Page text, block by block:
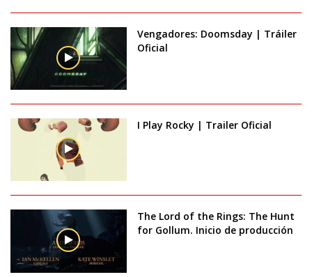
Vengadores: Doomsday | Tráiler
Oficial
I Play Rocky | Trailer Oficial
The Lord of the Rings: The Hunt
for Gollum. Inicio de producción